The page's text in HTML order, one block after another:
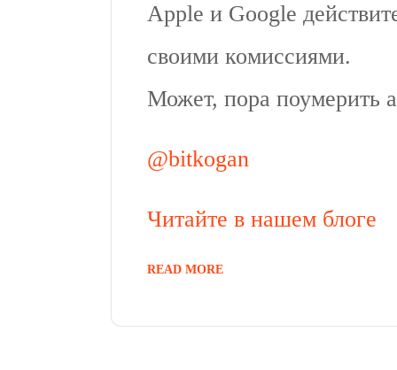
Apple и Google
своими комиссиями.
Может, пора поумерить
@bitkogan
Читайте в нашем блоге
READ MORE